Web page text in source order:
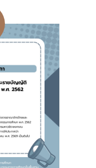
มฤทธิ์ พ.ร.บ.พื้นที่นวัตกรรม
.ร.ฎ. ฯ
ระทบที่อาจเกิดขึ้นจากกฎ
2564)